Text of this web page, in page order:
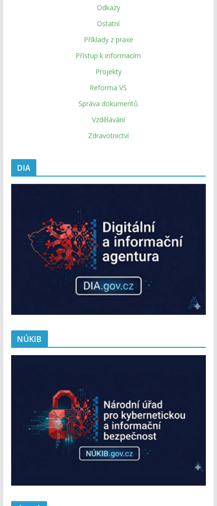
Odkazy
Ostatní
Příklady z praxe
Přístup k informacím
Projekty
Reforma VS
Správa dokumentů
Vzdělávání
Zdravotnictví
DIA
NÚKIB